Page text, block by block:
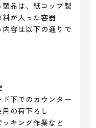
製品は、紙コップ製
料が入った容器
内容は以下の通りで
ド下でのカウンター
の荷下ろし
ッキング作業など